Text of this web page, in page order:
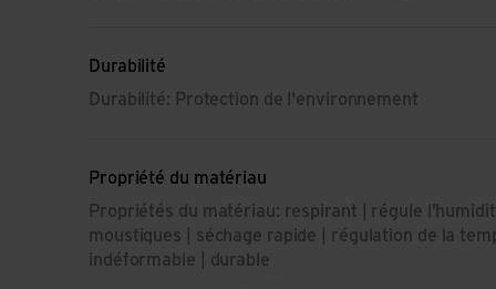
Durabilité
Durabilité: Protection de l'environnement
Propriété du matériau
Propriétés du matériau: respirant | régule
moustiques | séchage rapide | régulation de la
indéformable | durable